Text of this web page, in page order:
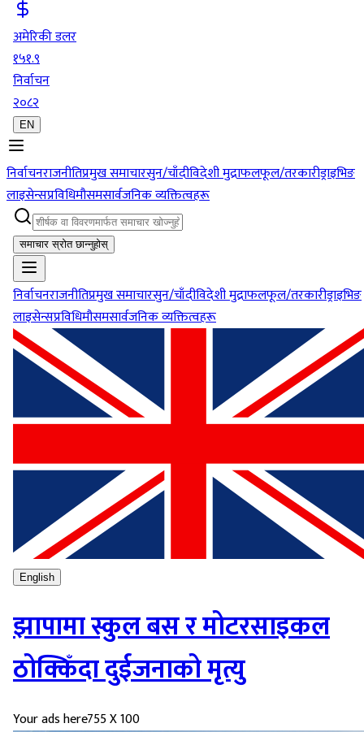
अमेरिकी डलर
१५१.९
निर्वाचन
२०८२
EN
निर्वाचनराजनीतिप्रमुख समाचारसुन/चाँदीविदेशी मुद्राफलफूल/तरकारीड्राइभिङ
लाइसेन्सप्रविधिमौसमसार्वजनिक व्यक्तित्वहरू
समाचार स्रोत छान्नुहोस्
निर्वाचनराजनीतिप्रमुख समाचारसुन/चाँदीविदेशी मुद्राफलफूल/तरकारीड्राइभिङ
लाइसेन्सप्रविधिमौसमसार्वजनिक व्यक्तित्वहरू
English
झापामा स्कुल बस र मोटरसाइकल
ठोक्किँदा दुईजनाको मृत्यु
Your ads here755 X 100